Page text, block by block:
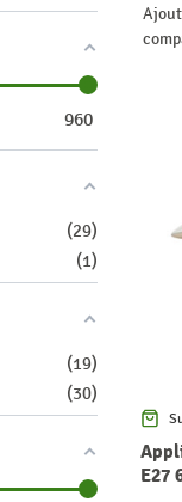
960
29
1
19
30
E27